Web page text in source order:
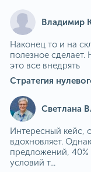
Владимир
Наконец то и на
полезное
это все внедрять
Светлана
Интересный кейс,
вдохновляет.
предложений,
условий т...